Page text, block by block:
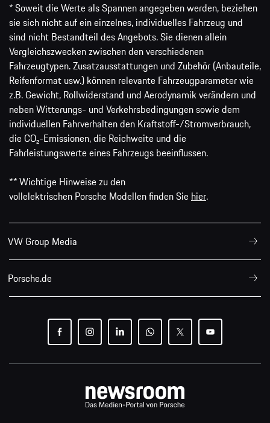
* Soweit die Werte als Spannen angegeben werden, beziehen
sie sich nicht auf ein einzelnes, individuelles Fahrzeug und
sind nicht Bestandteil des Angebots. Sie dienen allein
Vergleichszwecken zwischen den verschiedenen
Fahrzeugtypen. Zusatzausstattungen und Zubehör (Anbauteile,
Reifenformat usw.) können relevante Fahrzeugparameter wie
z.B. Gewicht, Rollwiderstand und Aerodynamik verändern und
neben Witterungs- und Verkehrsbedingungen sowie dem
individuellen Fahrverhalten den Kraftstoff-/Stromverbrauch,
die CO₂-Emissionen, die Reichweite und die
Fahrleistungswerte eines Fahrzeugs beeinflussen.
** Wichtige Hinweise zu den
vollelektrischen Porsche Modellen finden Sie hier.
VW Group Media
Porsche.de